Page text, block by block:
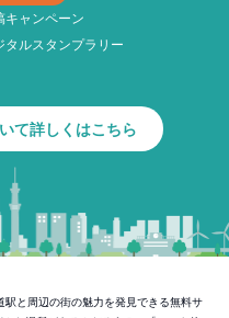
ャンペーン
ルスタンプラリー
て詳しくはこちら
と周辺の街の魅力を発見できる無料サ